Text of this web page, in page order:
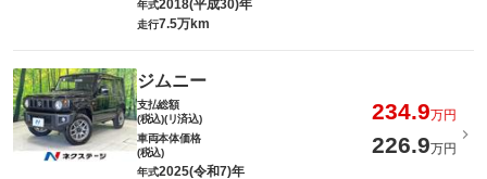
年式2018(平成30)年
走行7.5万km
ジムニー
支払総額
(税込)(リ済込)
234.9万円
車両本体価格
(税込)
226.9万円
年式2025(令和7)年